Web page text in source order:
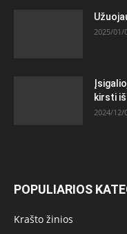
2025/01/
kirsti
2024/12/
POPULIARIOS
Krašto žinios